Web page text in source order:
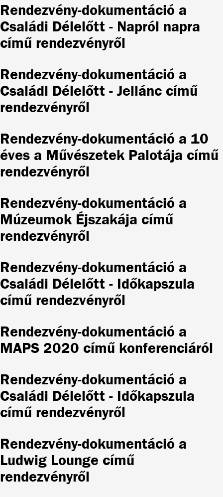
Rendezvény-dokumentáció a
Családi Délelőtt - Napról napra
című rendezvényről
Rendezvény-dokumentáció a
Családi Délelőtt - Jellánc című
rendezvényről
Rendezvény-dokumentáció a 10
éves a Művészetek Palotája című
rendezvényről
Rendezvény-dokumentáció a
Múzeumok Éjszakája című
rendezvényről
Rendezvény-dokumentáció a
Családi Délelőtt - Időkapszula
című rendezvényről
Rendezvény-dokumentáció a
MAPS 2020 című konferenciáról
Rendezvény-dokumentáció a
Családi Délelőtt - Időkapszula
című rendezvényről
Rendezvény-dokumentáció a
Ludwig Lounge című
rendezvényről